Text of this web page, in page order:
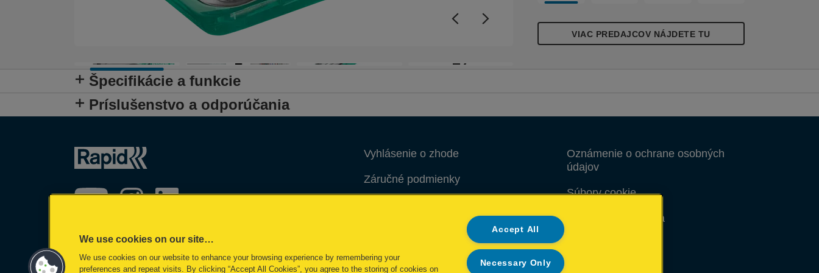
+7
štandardnými sponkami Rapid 24/6 a
26/6, bez námahy a presne zošije vaše
dokumenty, integrovaný odstraňovač
sponiek umožňuje ich vyberanie. Je malá
moderným reliéfom Svieži vánok do vášho
VIAC PREDAJCOV NÁJDETE TU
Špecifikácie a funkcie
Príslušenstvo a odporúčania
Vyhlásenie o zhode
Záručné podmienky
Správa mojich údajov
Oznámenie o ochrane osobných
údajov
Súbory cookie
Právne upozornenia
We use cookies on our site…
We use cookies on our website to enhance your browsing experience by remembering your
preferences and repeat visits. By clicking “Accept All Cookies”, you agree to the storing of cookies on
Accept All
Necessary Only